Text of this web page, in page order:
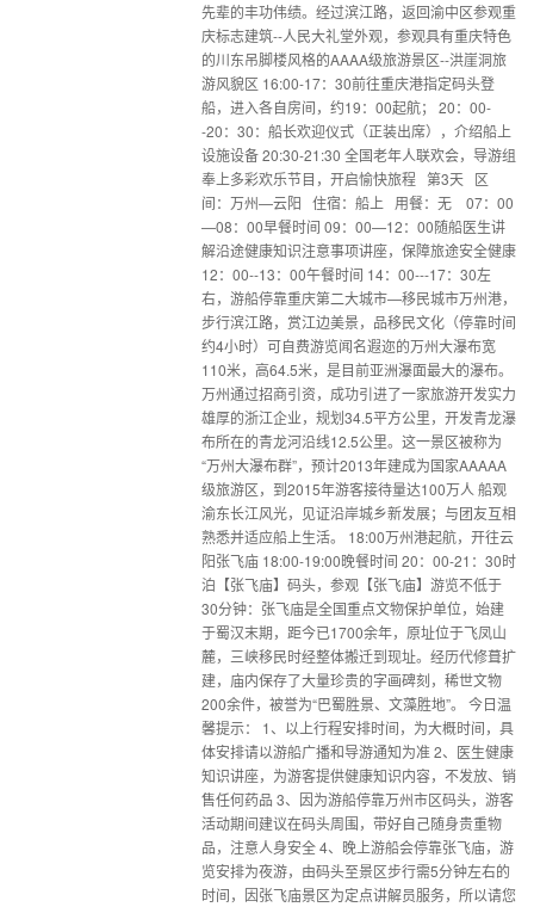
先辈的丰功伟绩。经过滨江路，返回渝中区参观重
庆标志建筑--人民大礼堂外观，参观具有重庆特色
的川东吊脚楼风格的AAAA级旅游景区--洪崖洞旅
游风貌区 16:00-17：30前往重庆港指定码头登
船，进入各自房间，约19：00起航； 20：00-
-20：30：船长欢迎仪式（正装出席），介绍船上
设施设备 20:30-21:30 全国老年人联欢会，导游组
奉上多彩欢乐节目，开启愉快旅程 第3天 区
间：万州—云阳 住宿：船上 用餐：无 07：00
—08：00早餐时间 09：00—12：00随船医生讲
解沿途健康知识注意事项讲座，保障旅途安全健康
12：00--13：00午餐时间 14：00---17：30左
右，游船停靠重庆第二大城市—移民城市万州港，
步行滨江路，赏江边美景，品移民文化（停靠时间
约4小时）可自费游览闻名遐迩的万州大瀑布宽
110米，高64.5米，是目前亚洲瀑面最大的瀑布。
万州通过招商引资，成功引进了一家旅游开发实力
雄厚的浙江企业，规划34.5平方公里，开发青龙瀑
布所在的青龙河沿线12.5公里。这一景区被称为
“万州大瀑布群”，预计2013年建成为国家AAAAA
级旅游区，到2015年游客接待量达100万人 船观
渝东长江风光，见证沿岸城乡新发展；与团友互相
熟悉并适应船上生活。 18:00万州港起航，开往云
阳张飞庙 18:00-19:00晚餐时间 20：00-21：30时
泊【张飞庙】码头，参观【张飞庙】游览不低于
30分钟：张飞庙是全国重点文物保护单位，始建
于蜀汉末期，距今已1700余年，原址位于飞凤山
麓，三峡移民时经整体搬迁到现址。经历代修葺扩
建，庙内保存了大量珍贵的字画碑刻，稀世文物
200余件，被誉为“巴蜀胜景、文藻胜地”。 今日温
馨提示： 1、以上行程安排时间，为大概时间，具
体安排请以游船广播和导游通知为准 2、医生健康
知识讲座，为游客提供健康知识内容，不发放、销
售任何药品 3、因为游船停靠万州市区码头，游客
活动期间建议在码头周围，带好自己随身贵重物
品，注意人身安全 4、晚上游船会停靠张飞庙，游
览安排为夜游，由码头至景区步行需5分钟左右的
时间，因张飞庙景区为定点讲解员服务，所以请您